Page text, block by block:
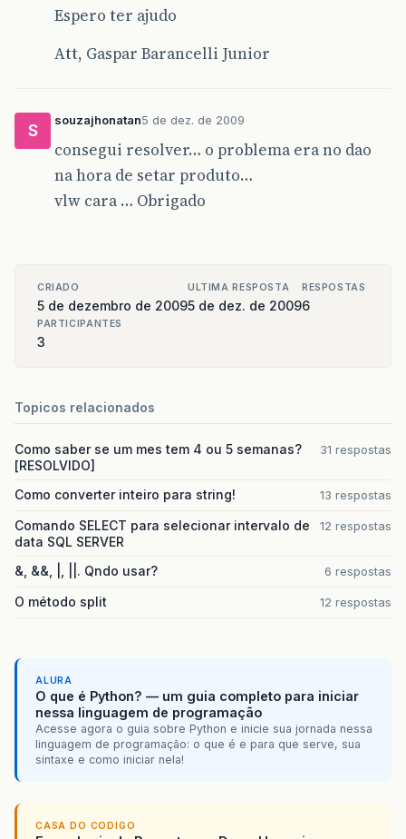
Espero ter ajudo
Att, Gaspar Barancelli Junior
S
souzajhonatan5 de dez. de 2009
consegui resolver… o problema era no dao
na hora de setar produto…
vlw cara … Obrigado
CRIADO
5 de dezembro de 2009
ULTIMA RESPOSTA
5 de dez. de 2009
RESPOSTAS
6
PARTICIPANTES
3
Topicos relacionados
Como saber se um mes tem 4 ou 5 semanas?
[RESOLVIDO]
31 respostas
Como converter inteiro para string! 13 respostas
Comando SELECT para selecionar intervalo de
data SQL SERVER
12 respostas
&, &&, |, ||. Qndo usar? 6 respostas
O método split 12 respostas
ALURA
O que é Python? — um guia completo para iniciar
nessa linguagem de programação
Acesse agora o guia sobre Python e inicie sua jornada nessa
linguagem de programação: o que é e para que serve, sua
sintaxe e como iniciar nela!
CASA DO CODIGO